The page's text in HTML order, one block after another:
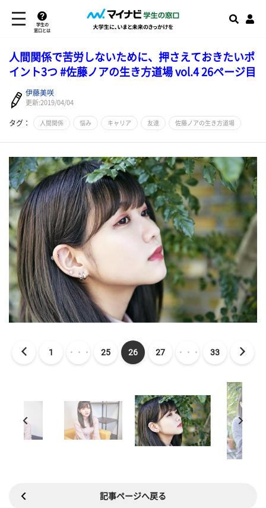
学生の
窓口とは
人間関係で苦労しないために、押さえておきたいポ
イント3つ #佐藤ノアの生き方道場 vol.4 26ページ目
伊藤美咲
更新:2019/04/04
タグ： 人間関係 悩み キャリア 友達 佐藤ノアの生き方道場
1 ・・・ 25 26 27 ・・・ 33
記事ページへ戻る